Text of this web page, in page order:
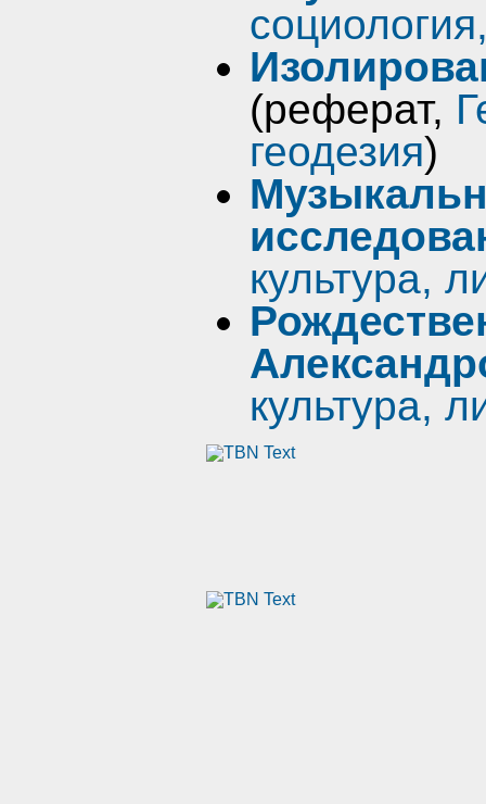
(реферат,
геодезия)
культура,
культура,